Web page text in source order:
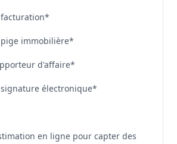
immobilière*
d'affaire*
électronique*
en ligne pour capter des